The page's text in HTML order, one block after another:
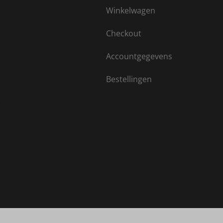
Winkelwagen
Checkout
Accountgegevens
Bestellingen